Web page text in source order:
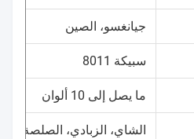
جيانغسو، الصين
سبيكة 8011
ما يصل إلى 10 ألوان
الشاي، الزبادي، الصلصة،